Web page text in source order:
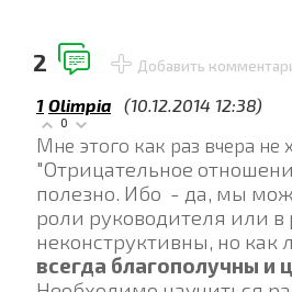
2 Добавить
1 Olimpia (10.12.2014 12:38)
0
Мне этого как раз вчера не
"Отрицательное
полезно. Ибо - да, мы
роли руководителя или
неконструктивны, но как
всегда благополучны и